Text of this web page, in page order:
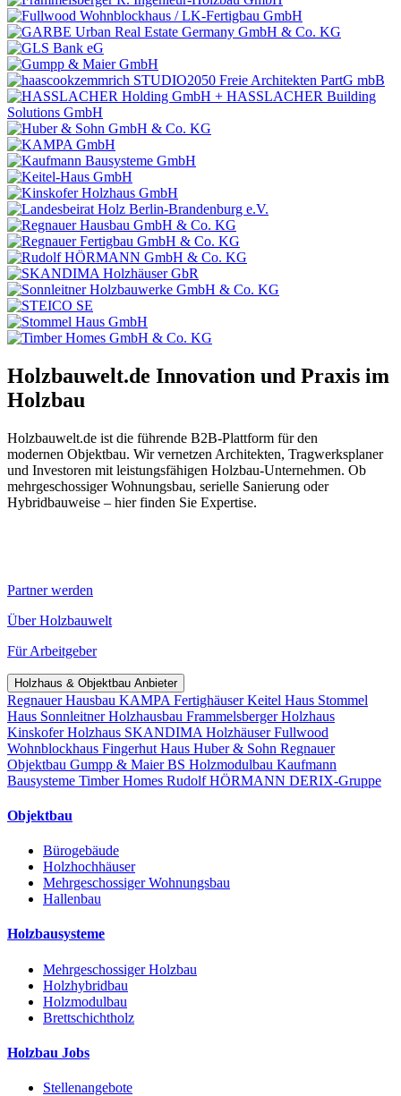
Holzbauwelt.de Innovation und Praxis im
Holzbau
Holzbauwelt.de ist die führende B2B-Plattform für den
modernen Objektbau. Wir vernetzen Architekten, Tragwerksplaner
und Investoren mit leistungsfähigen Holzbau-Unternehmen. Ob
mehrgeschossiger Wohnungsbau, serielle Sanierung oder
Hybridbauweise – hier finden Sie Expertise.
Partner werden
Über Holzbauwelt
Für Arbeitgeber
Holzhaus & Objektbau Anbieter
Regnauer Hausbau KAMPA FertighäuserKeitel Haus Stommel
Haus Sonnleitner Holzhausbau Frammelsberger Holzhaus
Kinskofer Holzhaus SKANDIMA HolzhäuserFullwood
Wohnblockhaus Fingerhut Haus Huber & Sohn Regnauer
Objektbau Gumpp & MaierBS Holzmodulbau Kaufmann
Bausysteme Timber Homes Rudolf HÖRMANN DERIX-Gruppe
Objektbau
Bürogebäude
Holzhochhäuser
Mehrgeschossiger Wohnungsbau
Hallenbau
Holzbausysteme
Mehrgeschossiger Holzbau
Holzhybridbau
Holzmodulbau
Brettschichtholz
Holzbau Jobs
Stellenangebote